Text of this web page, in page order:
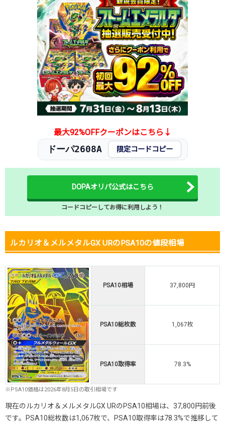
2026.1.5
6,000円 7,480円
21,800円
2025.12.25
6,000円 7,480円
21,800円
2025.12.15
5,500円 6,980円
21,800円
2025.12.5
5,500円 6,980円
21,800円
2025.11.25
5,500円 6,980円
11,000円
2025.11.15
5,500円 6,980円
11,000円
2025.11.5
5,500円 6,980円
11,000円
2025.10.25
5,500円 6,980円
11,000円
発売日初動
1,200円 -円
最大92%OFFクーポンはこちら↓
ドーパ2608A 限定コードコピー
DOPAオリパ公式はこちら
コードコピーしてお得に利用しよう！
ルカリオ＆メルメタルGX URのPSA10の値段相場
PSA10相場 37,800円
PSA10総枚数 1,067枚
PSA10取得率 78.3%
※PSA10価格は2026年8月5日の取引相場です
現在のルカリオ＆メルメタルGX URのPSA10相場は、37,800円前後
です。PSA10総枚数は1,067枚で、PSA10取得率は78.3%で推移して